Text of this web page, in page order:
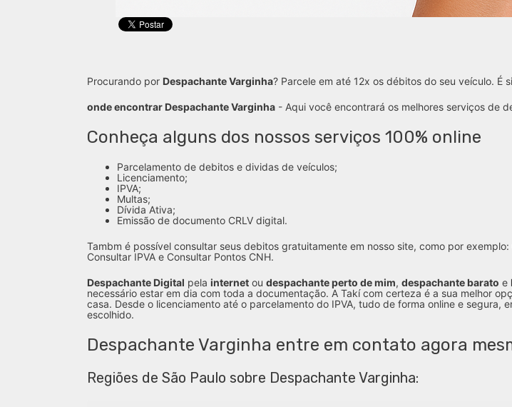
Procurando por Despachante Varginha? Parcele em até 12x os débitos do seu veículo. É
onde encontrar Despachante Varginha - Aqui você encontrará os melhores serviços de
Conheça alguns dos nossos serviços 100% online
Parcelamento de debitos e dividas de veículos;
Licenciamento;
IPVA;
Multas;
Dívida Ativa;
Emissão de documento CRLV digital.
Tambm é possível consultar seus debitos gratuitamente em nosso site, como por
Consultar IPVA e Consultar Pontos CNH.
Despachante Digital pela internet ou despachante perto de mim, despachante barato e
necessário estar em dia com toda a documentação. A Takí com certeza é a sua melhor
casa. Desde o licenciamento até o parcelamento do IPVA, tudo de forma online e segura,
escolhido.
Despachante Varginha entre em contato agora
Regiões de São Paulo sobre Despachante Varginha: